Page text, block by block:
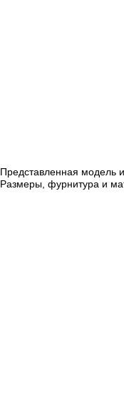
Представленная модель
Размеры, фурнитура и